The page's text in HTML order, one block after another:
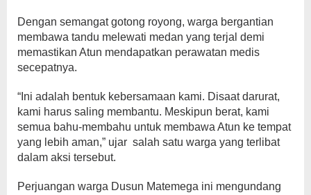
Dengan semangat gotong royong, warga bergantian
membawa tandu melewati medan yang terjal demi
memastikan Atun mendapatkan perawatan medis
secepatnya.
“Ini adalah bentuk kebersamaan kami. Disaat darurat,
kami harus saling membantu. Meskipun berat, kami
semua bahu-membahu untuk membawa Atun ke tempat
yang lebih aman,” ujar salah satu warga yang terlibat
dalam aksi tersebut.
Perjuangan warga Dusun Matemega ini mengundang